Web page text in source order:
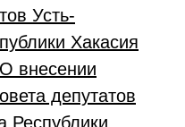
Усть-
Хакасия
внесении
депутатов
Республики